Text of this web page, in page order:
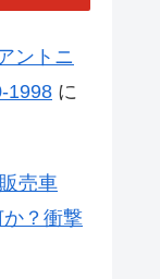
ントニ
1998 に
売車
か？衝撃